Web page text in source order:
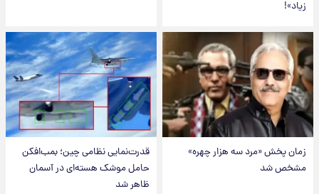
زیاد»!
زمان پخش «مرد سه هزار چهره»
مشخص شد
قدرت‌نمایی نظامی چین؛ بمب‌افکن
حامل موشک هسته‌ای در آسمان
ظاهر شد